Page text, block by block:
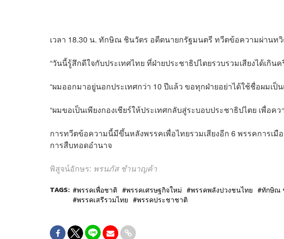
เวลา 18.30 น. ทักษิณ ชินวัตร อดีตนายกรัฐมนตรี ทวีตข้อความผ่านทวิ
“วันนี้รู้สึกดีใจกับประเทศไทย ที่ฝ่ายประชาธิปไตยรวบรวมเสียงได้เกิน
“ผมออกมาอยู่นอกประเทศกว่า 10 ปีแล้ว ขอทุกฝ่ายอย่าได้ใช้ชื่อผมเป็น
“ผมขอเป็นเพียงกองเชียร์ให้ประเทศกลับสู่ระบอบประชาธิปไตย เพื่อค
การทวีตข้อความนี้มีขึ้นหลังพรรคเพื่อไทยรวมเสียงอีก 6 พรรคการเมื
การสืบทอดอำนาจ
พิสูจน์อักษร: พรนภัส ชำนาญค้า
TAGS: พรรคเพื่อชาติ พรรคเศรษฐกิจใหม่ พรรคพลังปวงชนไทย ทักษิณ
พรรคเสรีรวมไทย
พรรคประชาชาติ